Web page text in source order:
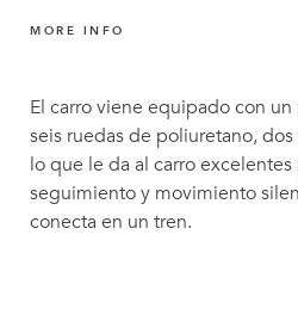
MORE INFO
El carro viene equipado con
seis ruedas de poliuretano,
lo que le da al carro
seguimiento y movimiento
conecta en un tren.